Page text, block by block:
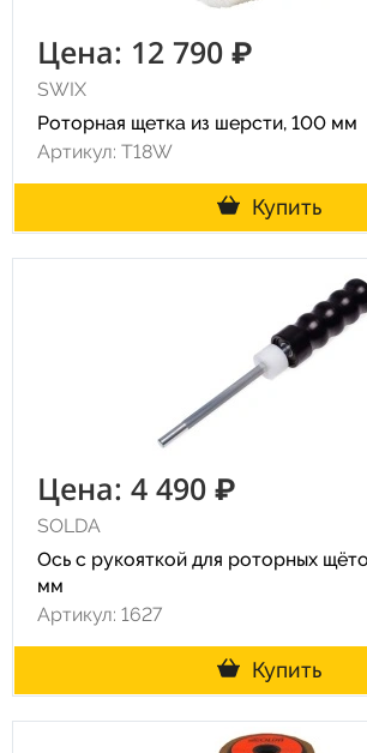
Цена: 12 790 ₽
SWIX
Роторная щетка из шерсти, 100 мм
Артикул: T18W
Купить
Цена: 4 490 ₽
SOLDA
Ось с рукояткой для роторных
мм
Артикул: 1627
Купить